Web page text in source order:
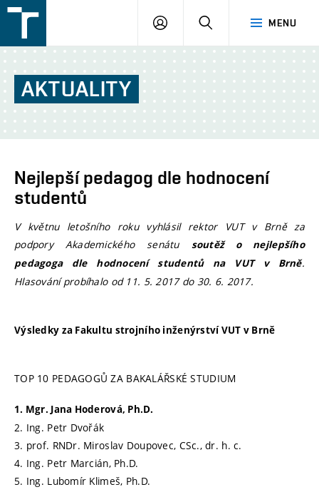
v
Brně
MENU
PŘIHLÁŠENÍ
AKTUALITY
Nejlepší pedagog dle hodnocení
studentů
V květnu letošního roku vyhlásil rektor VUT v Brně za
podpory Akademického senátu soutěž o nejlepšího
pedagoga dle hodnocení studentů na VUT v Brně.
Hlasování probíhalo od 11. 5. 2017 do 30. 6. 2017.
Výsledky za Fakultu strojního inženýrství VUT v Brně
TOP 10 PEDAGOGŮ ZA BAKALÁŘSKÉ STUDIUM
1. Mgr. Jana Hoderová, Ph.D.
2. Ing. Petr Dvořák
3. prof. RNDr. Miroslav Doupovec, CSc., dr. h. c.
4. Ing. Petr Marcián, Ph.D.
5. Ing. Lubomír Klimeš, Ph.D.